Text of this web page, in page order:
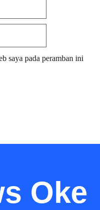
saya pada peramban ini
Oke